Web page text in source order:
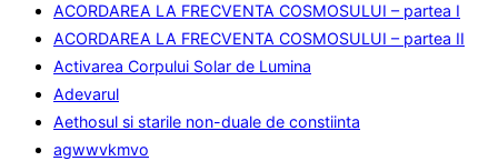
ACORDAREA LA FRECVENTA COSMOSULUI – partea I
ACORDAREA LA FRECVENTA COSMOSULUI – partea II
Activarea Corpului Solar de Lumina
Adevarul
Aethosul si starile non-duale de constiinta
agwwvkmvo